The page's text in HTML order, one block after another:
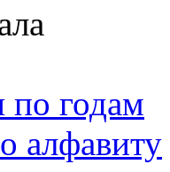
по годам
алфавиту